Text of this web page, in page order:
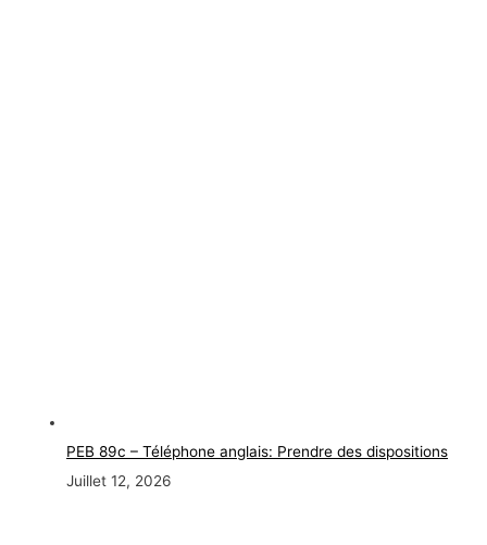
PEB 89c – Téléphone anglais: Prendre des dispositions
Juillet 12, 2026